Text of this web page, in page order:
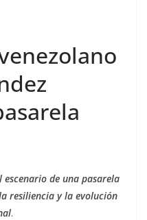
de una pasarela
resiliencia y la evolución
.